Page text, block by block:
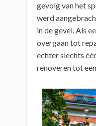
gevolg van het
werd
in de gevel. Als
overgaan tot
echter slechts
renoveren tot